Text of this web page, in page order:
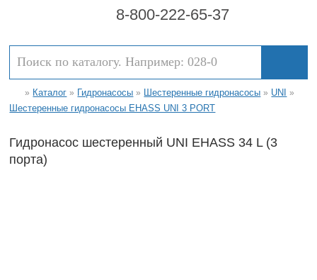
8-800-222-65-37
» Каталог » Гидронасосы » Шестеренные гидронасосы » UNI »
Шестеренные гидронасосы EHASS UNI 3 PORT
Гидронасос шестеренный UNI EHASS 34 L (3
порта)